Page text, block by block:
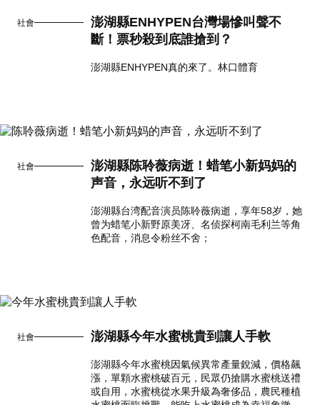
社會
澎湖縣ENHYPEN台灣場慘叫聲不
斷！票秒殺到底誰搶到？
澎湖縣ENHYPEN真的來了。林口體育
社會
澎湖縣陈聆薇病逝！蜡笔小新妈妈的
声音，永远听不到了
澎湖縣台湾配音演员陈聆薇病逝，享年58岁，她
曾为蜡笔小新野原美冴、名侦探柯南毛利兰等角
色配音，消息令粉丝不舍；
社會 澎湖縣今年水蜜桃貴到讓人手軟
澎湖縣今年水蜜桃因氣候異常產量銳減，價格飆
漲，單顆水蜜桃破百元，民眾仍搶購水蜜桃送禮
或自用，水蜜桃從水果升級為奢侈品，農民種植